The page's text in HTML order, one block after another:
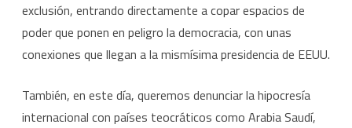
exclusión, entrando directamente a copar espacios de
poder que ponen en peligro la democracia, con unas
conexiones que llegan a la mismísima presidencia de EEUU.
También, en este día, queremos denunciar la hipocresía
internacional con países teocráticos como Arabia Saudí,